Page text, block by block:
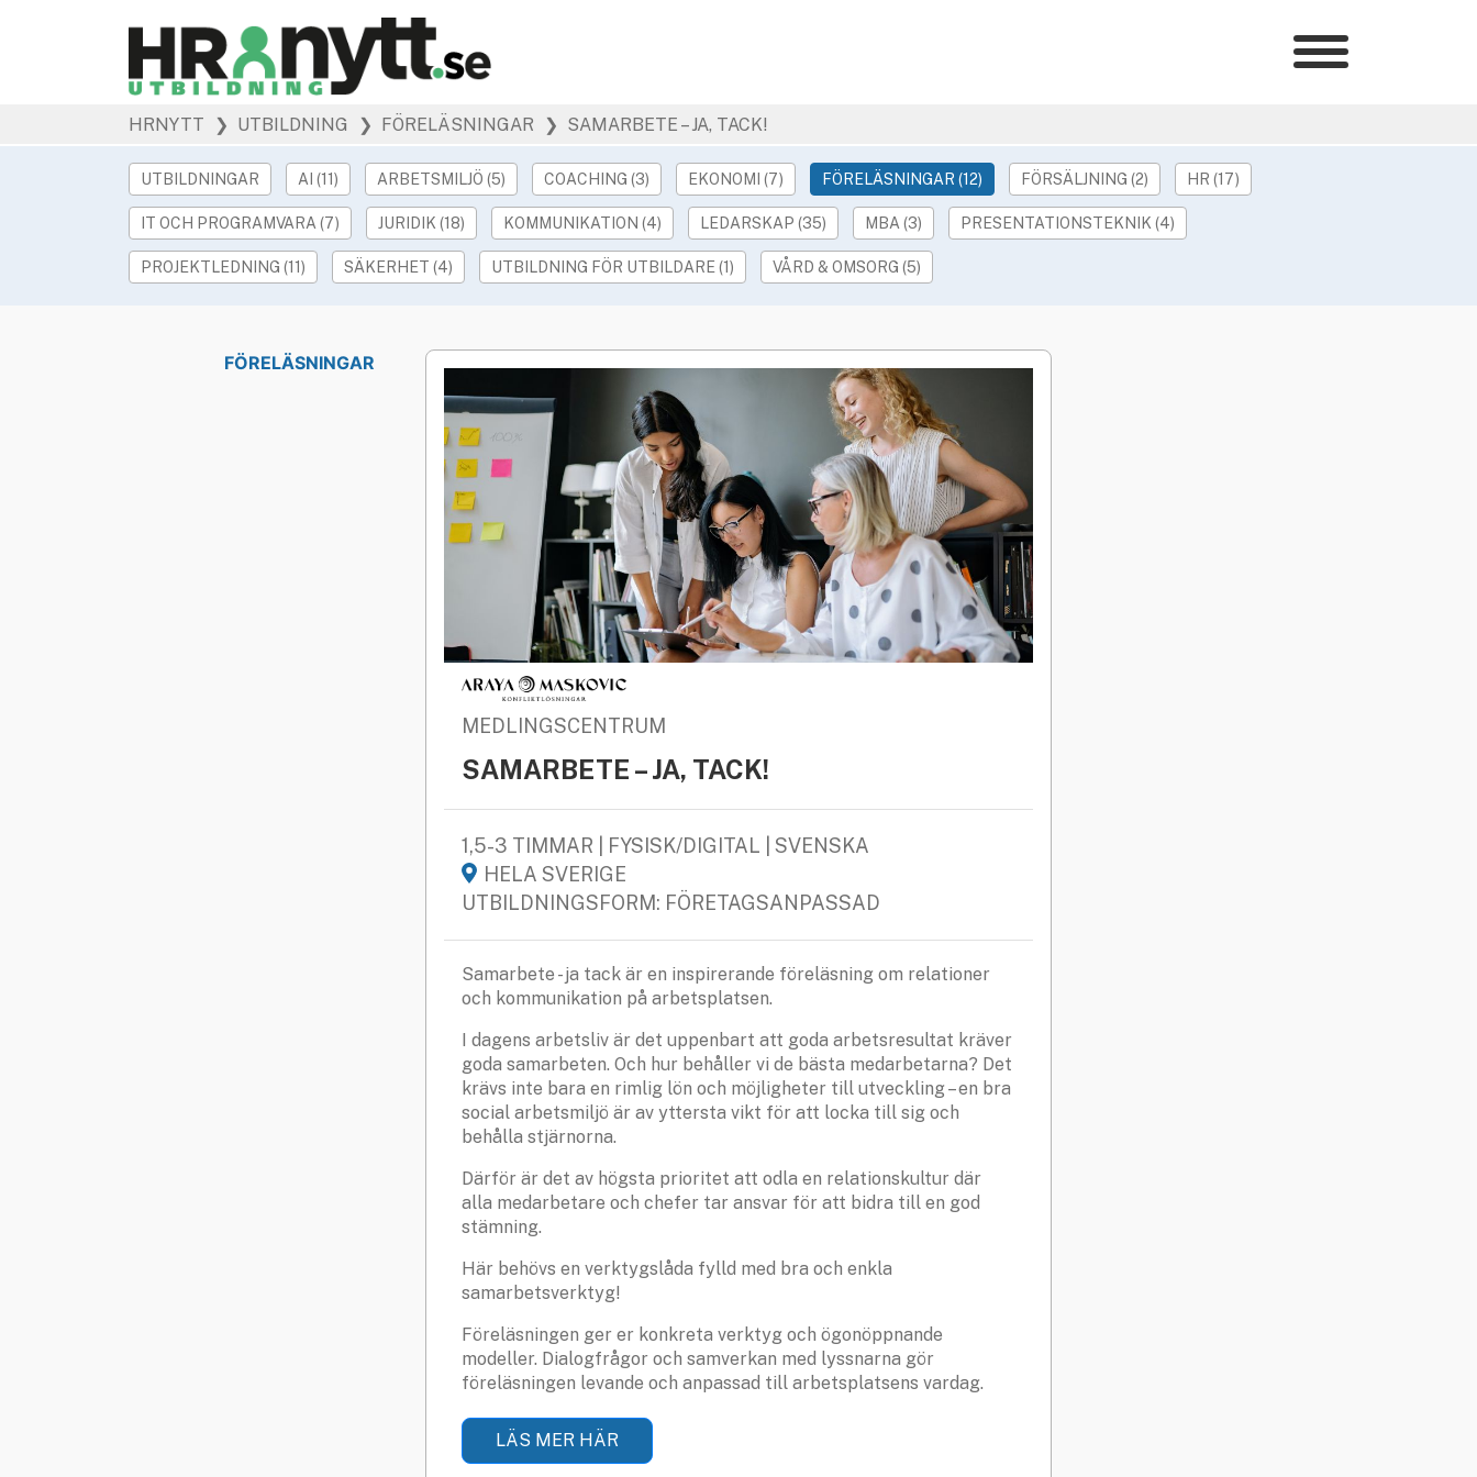
HR-yrket
Ledarskap
Arbetsmiljö
Rekryteringsguiden
HRNYTT ❯ UTBILDNING ❯ FÖRELÄSNINGAR ❯ SAMARBETE – JA, TACK!
UTBILDNINGAR AI (11) ARBETSMILJÖ (5) COACHING (3) EKONOMI (7) FÖRELÄSNINGAR (12) FÖRSÄLJNING (2) HR (17)
IT OCH PROGRAMVARA (7) JURIDIK (18) KOMMUNIKATION (4) LEDARSKAP (35) MBA (3) PRESENTATIONSTEKNIK (4)
PROJEKTLEDNING (11) SÄKERHET (4) UTBILDNING FÖR UTBILDARE (1) VÅRD & OMSORG (5)
FÖRELÄSNINGAR
MEDLINGSCENTRUM
SAMARBETE – JA, TACK!
1,5-3 TIMMAR | FYSISK/DIGITAL | SVENSKA
HELA SVERIGE
UTBILDNINGSFORM: FÖRETAGSANPASSAD
Samarbete - ja tack är en inspirerande föreläsning om relationer
och kommunikation på arbetsplatsen.
I dagens arbetsliv är det uppenbart att goda arbetsresultat kräver
goda samarbeten. Och hur behåller vi de bästa medarbetarna? Det
krävs inte bara en rimlig lön och möjligheter till utveckling – en bra
social arbetsmiljö är av yttersta vikt för att locka till sig och
behålla stjärnorna.
Därför är det av högsta prioritet att odla en relationskultur där
alla medarbetare och chefer tar ansvar för att bidra till en god
stämning.
Här behövs en verktygslåda fylld med bra och enkla
samarbetsverktyg!
Föreläsningen ger er konkreta verktyg och ögonöppnande
modeller. Dialogfrågor och samverkan med lyssnarna gör
föreläsningen levande och anpassad till arbetsplatsens vardag.
LÄS MER HÄR